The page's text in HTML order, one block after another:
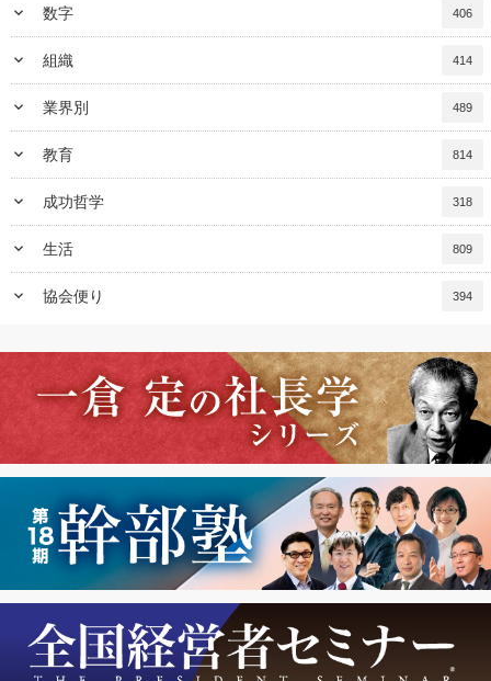
keyboard_arrow_down 数字 406
keyboard_arrow_down 組織 414
keyboard_arrow_down 業界別 489
keyboard_arrow_down 教育 814
keyboard_arrow_down 成功哲学 318
keyboard_arrow_down 生活 809
keyboard_arrow_down 協会便り 394